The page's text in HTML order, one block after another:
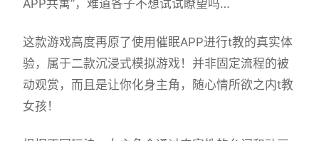
APP共寓”，难道各子不想试试瞭望吗…
这款游戏高度再原了使用催眠APP进行t教的真实体
验，属于二款沉浸式模拟游戏！并非固定流程的被
动观赏，而且是让你化身主角，随心情所欲之内t教
女孩！